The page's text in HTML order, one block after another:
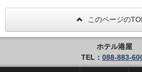
・２４時間フロント
◇アクセス◇
・JR高知駅…徒歩5分
・高知IC…車で約10分
・良質の睡眠をご提
・広々とした男女大
時0０分から入浴可能
男性用サウナあり！
施設設置のスタンプを集め
が貰える仕組みと、
特典等を受けるために提示
＜営業時間＞
・男女大浴場／6:00～9:00
・男性用サウナ／15:00～
◇駐車場◇
バランスのいい朝食を食べて
★☆ひと目で分かる！＜ホ
・JR高知駅から徒歩５分の好
・良質の睡眠をご提供！シモ
・広々とした男女大浴場！深
浴可能
このページの
ホテル港屋
TEL： 088-883-